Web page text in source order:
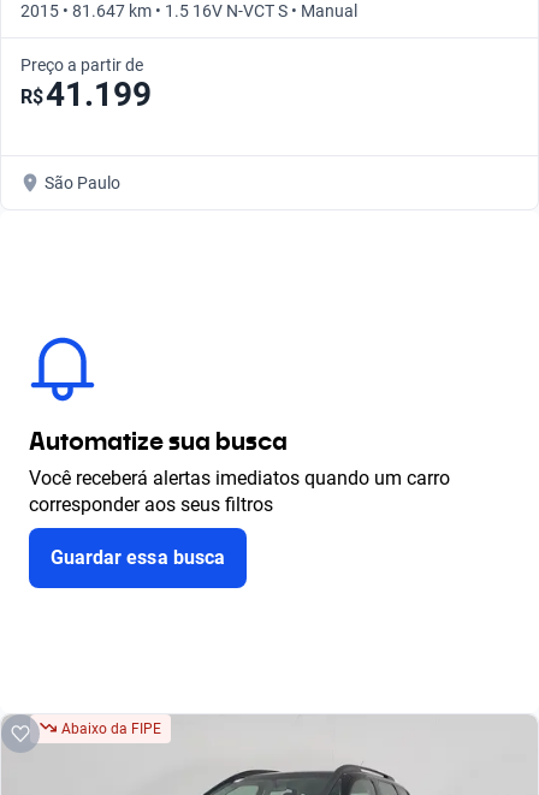
2015 • 81.647 km • 1.5 16V N-VCT S • Manual
Preço a partir de
R$41.199
São Paulo
Automatize sua busca
Você receberá alertas imediatos quando um carro
corresponder aos seus filtros
Guardar essa busca
Abaixo da FIPE